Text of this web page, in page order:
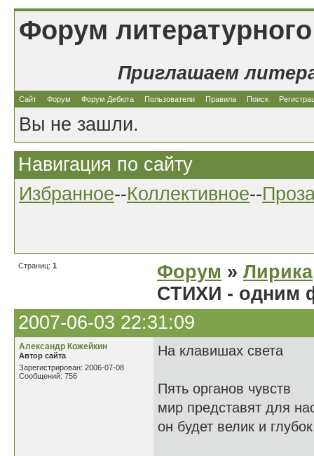
Форум
Приглашаем
Сайт Форум Форум Дебюта Пользователи Правила Поиск
Вы не зашли.
Навигация по сайту
Избранное--Коллективное--
Страниц: 1 Форум » Лирика
СТИХИ - одним
2007-06-03 22:31:09
Александр Кожейкин
Автор сайта
Зарегистрирован: 2006-07-08
Сообщений: 756
На клавишах света
Пять органов чувств
мир представят для
он будет велик и